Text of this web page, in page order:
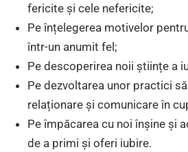
fericite și cele nefericite;
Pe înțelegerea motivelor
într-un anumit fel;
Pe descoperirea noii științe a
Pe dezvoltarea unor practici
relaționare și comunicare în
Pe împăcarea cu noi înșine și
de a primi și oferi iubire.